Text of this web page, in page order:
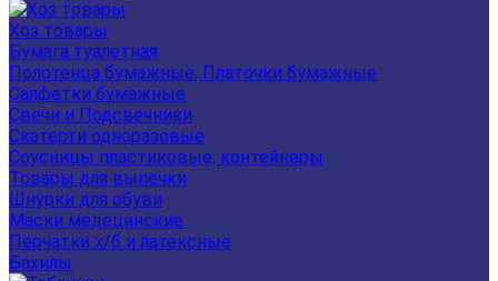
Хоз товары
Бумага туалетная
Полотенца бумажные, Платочки бумажные
Салфетки бумажные
Свечи и Подсвечники
Скатерти одноразовые
Соусницы пластиковые, контейнеры
Товары для выпечки
Шнурки для обуви
Маски медецинские
Перчатки х/б и латексные
Бахилы